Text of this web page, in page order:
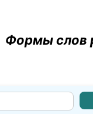
Формы слов